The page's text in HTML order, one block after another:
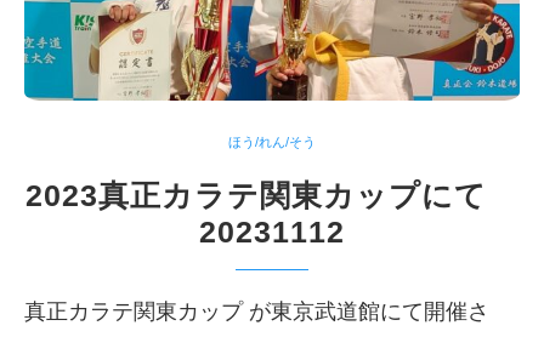
ほう/れん/そう
2023真正カラテ関東カップにて
20231112
真正カラテ関東カップ が東京武道館にて開催さ